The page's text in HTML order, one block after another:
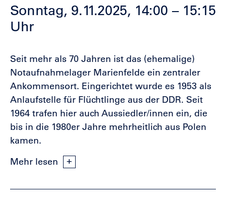
Sonntag, 9.11.2025, 14:00 – 15:15
Uhr
Seit mehr als 70 Jahren ist das (ehemalige)
Notaufnahmelager Marienfelde ein zentraler
Ankommensort. Eingerichtet wurde es 1953 als
Anlaufstelle für Flüchtlinge aus der DDR. Seit
1964 trafen hier auch Aussiedler/innen ein, die
bis in die 1980er Jahre mehrheitlich aus Polen
kamen.
Mehr lesen